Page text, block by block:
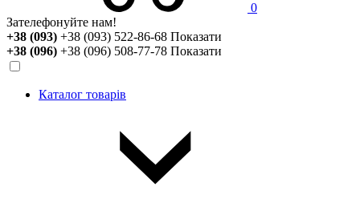
0
Зателефонуйте нам!
+38 (093) +38 (093) 522-86-68 Показати
+38 (096) +38 (096) 508-77-78 Показати
Каталог товарів